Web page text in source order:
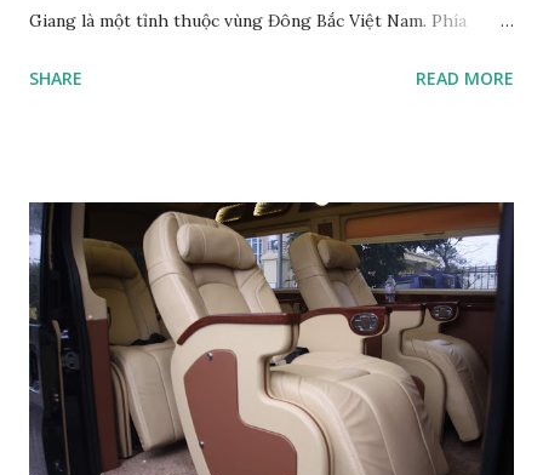
Giang là một tỉnh thuộc vùng Đông Bắc Việt Nam. Phía
Cai, phía Nam giáp tỉnh Tuyên Quang. Về phía Bắc, Hà Giang
hấp dẫn thuộc vùng núi phía Bắc Việt Nam, là điểm đến
mang sắc thái của miền sơn cước núi rừng trùng điệp như
một bức tranh thủy mặc. Du khách sẽ không khỏi ngỡ
ngàng khi lạc mình giữa chốn thiên nhiên kỳ thú khi đến với
Hà Giang.Ha Giang Hà Giang là tỉnh có nhiều ngọn núi đá
cao và sông suối với địa hình phong phú được chia thành 3
vùng: Vùng cao núi đá phía bắc: Mằm sát chí tuyến bắc, có độ
dốc khá lớn, thung lũng và sông suối bị chia cắt nhiều. Nằm
SHARE READ MORE